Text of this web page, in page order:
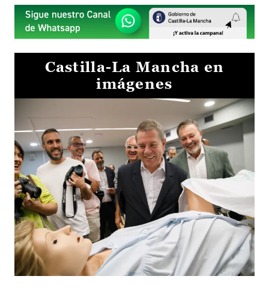
Castilla-La Mancha en
imágenes